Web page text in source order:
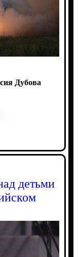
Дубова
детьми